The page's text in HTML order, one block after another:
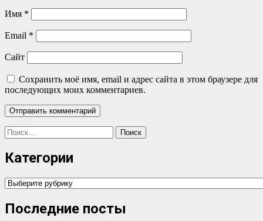
Имя *
Email *
Сайт
Сохранить моё имя, email и адрес сайта в этом браузере для
последующих моих комментариев.
Найти:
Категории
Категории
Последние посты